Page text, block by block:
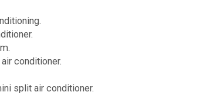
conditioner.
split air conditioner.